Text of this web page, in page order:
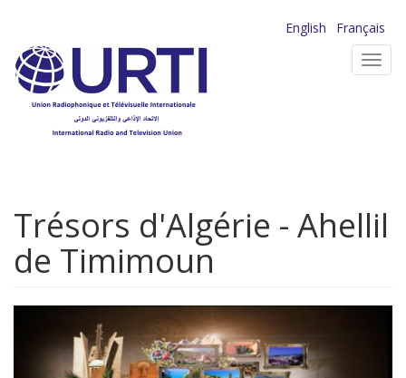
contenu
principal
English
Français
Trésors d'Algérie - Ahellil
de Timimoun